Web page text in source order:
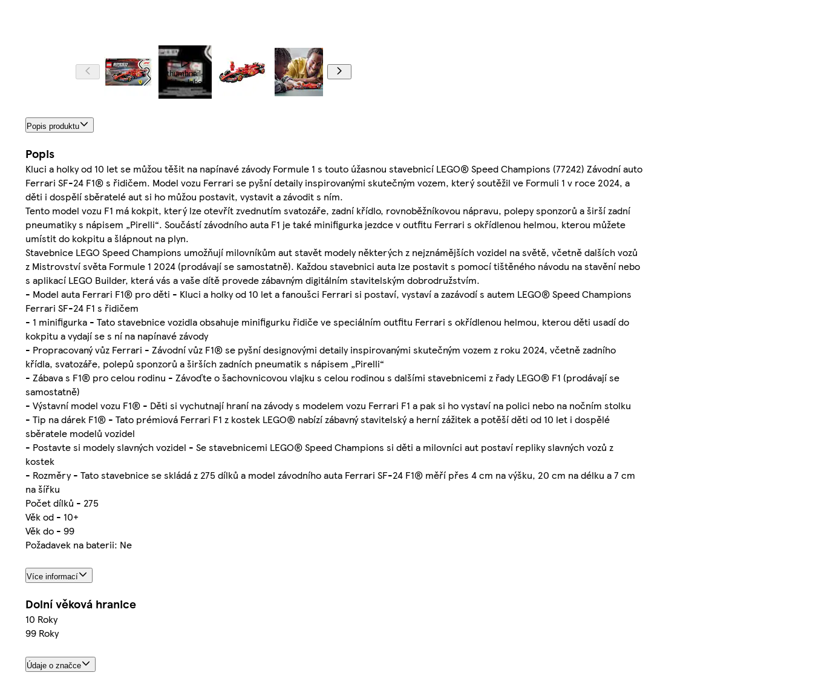
thumbnail-
video-label
Popis produktu
Popis
Kluci a holky od 10 let se můžou těšit na napínavé závody Formule 1 s touto úžasnou stavebnicí LEGO® Speed Champions (77242) Závodní auto
Ferrari SF-24 F1® s řidičem. Model vozu Ferrari se pyšní detaily inspirovanými skutečným vozem, který soutěžil ve Formuli 1 v roce 2024, a
děti i dospělí sběratelé aut si ho můžou postavit, vystavit a závodit s ním.
Tento model vozu F1 má kokpit, který lze otevřít zvednutím svatozáře, zadní křídlo, rovnoběžníkovou nápravu, polepy sponzorů a širší zadní
pneumatiky s nápisem „Pirelli“. Součástí závodního auta F1 je také minifigurka jezdce v outfitu Ferrari s okřídlenou helmou, kterou můžete
umístit do kokpitu a šlápnout na plyn.
Stavebnice LEGO Speed Champions umožňují milovníkům aut stavět modely některých z nejznámějších vozidel na světě, včetně dalších vozů
z Mistrovství světa Formule 1 2024 (prodávají se samostatně). Každou stavebnici auta lze postavit s pomocí tištěného návodu na stavění nebo
s aplikací LEGO Builder, která vás a vaše dítě provede zábavným digitálním stavitelským dobrodružstvím.
- Model auta Ferrari F1® pro děti - Kluci a holky od 10 let a fanoušci Ferrari si postaví, vystaví a zazávodí s autem LEGO® Speed Champions
Ferrari SF-24 F1 s řidičem
- 1 minifigurka - Tato stavebnice vozidla obsahuje minifigurku řidiče ve speciálním outfitu Ferrari s okřídlenou helmou, kterou děti usadí do
kokpitu a vydají se s ní na napínavé závody
- Propracovaný vůz Ferrari - Závodní vůz F1® se pyšní designovými detaily inspirovanými skutečným vozem z roku 2024, včetně zadního
křídla, svatozáře, polepů sponzorů a širších zadních pneumatik s nápisem „Pirelli“
- Zábava s F1® pro celou rodinu - Závoďte o šachovnicovou vlajku s celou rodinou s dalšími stavebnicemi z řady LEGO® F1 (prodávají se
samostatně)
- Výstavní model vozu F1® - Děti si vychutnají hraní na závody s modelem vozu Ferrari F1 a pak si ho vystaví na polici nebo na nočním stolku
- Tip na dárek F1® - Tato prémiová Ferrari F1 z kostek LEGO® nabízí zábavný stavitelský a herní zážitek a potěší děti od 10 let i dospělé
sběratele modelů vozidel
- Postavte si modely slavných vozidel - Se stavebnicemi LEGO® Speed Champions si děti a milovníci aut postaví repliky slavných vozů z
kostek
- Rozměry - Tato stavebnice se skládá z 275 dílků a model závodního auta Ferrari SF-24 F1® měří přes 4 cm na výšku, 20 cm na délku a 7 cm
na šířku
Počet dílků - 275
Věk od - 10+
Věk do - 99
Požadavek na baterii: Ne
Více informací
Dolní věková hranice
10 Roky
99 Roky
Údaje o značce